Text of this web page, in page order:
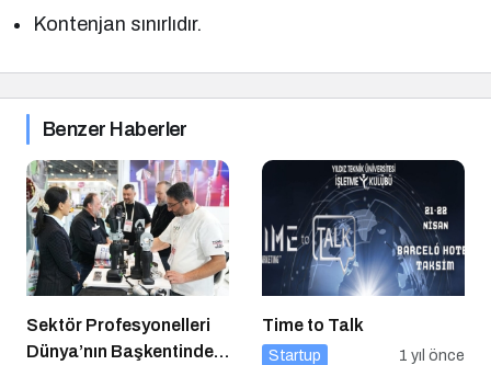
Kontenjan sınırlıdır.
Benzer Haberler
Sektör Profesyonelleri
Dünya’nın Başkentinde
Time to Talk
Startup 1 yıl önce